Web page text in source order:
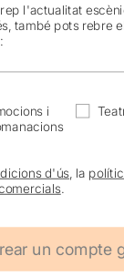
l'actualitat
també pots rebre
i
d'ús , la
.